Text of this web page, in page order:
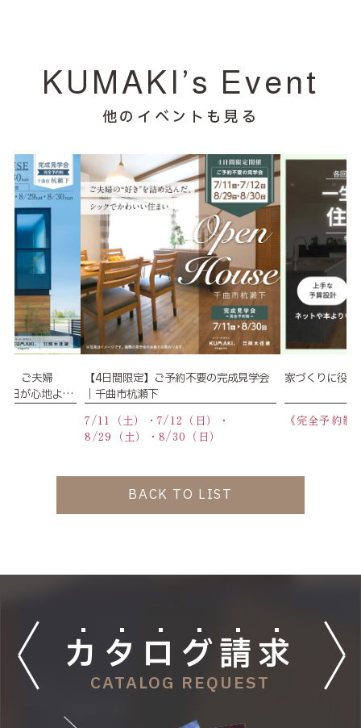
KUMAKI’s Event
他のイベントも見る
】ご夫婦
日が心地よい
【4日間限定】ご予約不要の完成見学会
｜千曲市杭瀬下
7/11（土）・7/12（日）・
8/29（土）・8/30（日）
家づくりに役
《完全予約制
BACK TO LIST
カ タ ロ グ請求
CATALOG REQUEST